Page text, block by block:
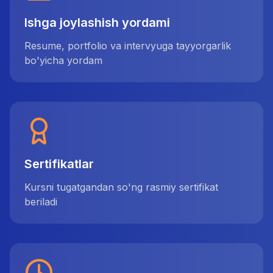
Ishga joylashish yordami
Resume, portfolio va intervyuga tayyorgarlik
bo'yicha yordam
Sertifikatlar
Kursni tugatgandan so'ng rasmiy sertifikat
beriladi